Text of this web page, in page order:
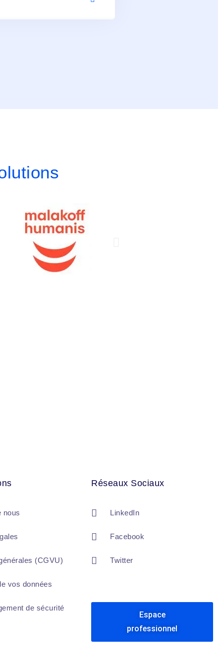
nous
(CGVU)
vos données
de sécurité
Réseaux Sociaux
LinkedIn
Facebook
Twitter
Espace
professionnel